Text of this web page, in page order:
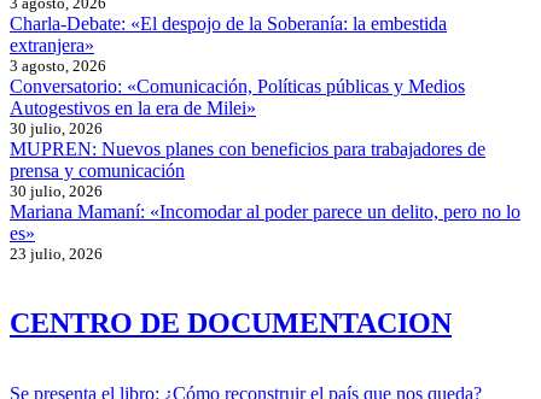
Charla-Debate: «El despojo de la Soberanía: la embestida
extranjera»
3 agosto, 2026
Conversatorio: «Comunicación, Políticas públicas y Medios
Autogestivos en la era de Milei»
30 julio, 2026
MUPREN: Nuevos planes con beneficios para trabajadores de
prensa y comunicación
30 julio, 2026
Mariana Mamaní: «Incomodar al poder parece un delito, pero no lo
es»
23 julio, 2026
CENTRO DE DOCUMENTACION
Se presenta el libro: ¿Cómo reconstruir el país que nos queda?